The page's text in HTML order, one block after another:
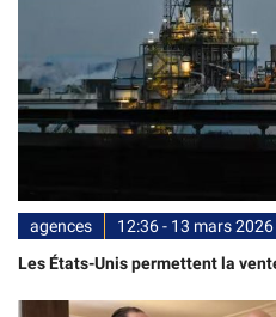
agences
12:36 - 13 mars 2026
Les États-Unis permettent la